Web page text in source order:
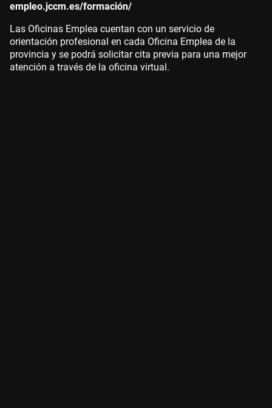
empleo.jccm.es/formación/
Las Oficinas Emplea cuentan con un servicio de
orientación profesional en cada Oficina Emplea de la
provincia y se podrá solicitar cita previa para una mejor
atención a través de la oficina virtual.